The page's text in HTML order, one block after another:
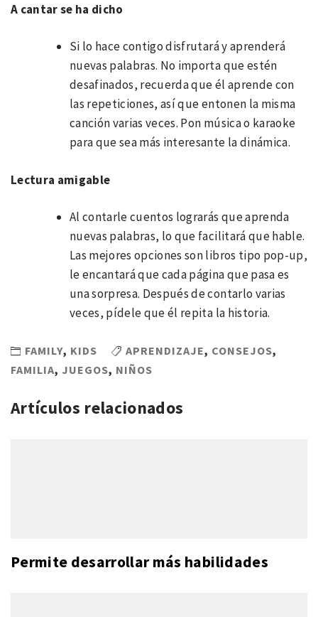
A cantar se ha dicho
Si lo hace contigo disfrutará y aprenderá
nuevas palabras. No importa que estén
desafinados, recuerda que él aprende con
las repeticiones, así que entonen la misma
canción varias veces. Pon música o karaoke
para que sea más interesante la dinámica.
Lectura amigable
Al contarle cuentos lograrás que aprenda
nuevas palabras, lo que facilitará que hable.
Las mejores opciones son libros tipo pop-up,
le encantará que cada página que pasa es
una sorpresa. Después de contarlo varias
veces, pídele que él repita la historia.
FAMILY, KIDS APRENDIZAJE, CONSEJOS,
FAMILIA, JUEGOS, NIÑOS
Artículos relacionados
Permite desarrollar más habilidades